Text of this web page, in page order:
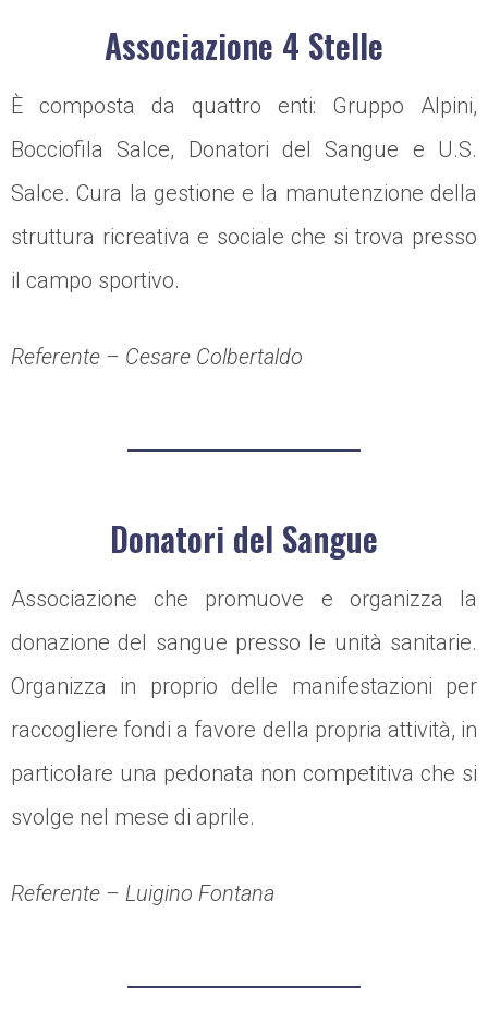
Associazione 4 Stelle
È composta da quattro enti: Gruppo Alpini,
Bocciofila Salce, Donatori del Sangue e U.S.
Salce. Cura la gestione e la manutenzione della
struttura ricreativa e sociale che si trova presso
il campo sportivo.
Referente – Cesare Colbertaldo
Donatori del Sangue
Associazione che promuove e organizza la
donazione del sangue presso le unità sanitarie.
Organizza in proprio delle manifestazioni per
raccogliere fondi a favore della propria attività, in
particolare una pedonata non competitiva che si
svolge nel mese di aprile.
Referente – Luigino Fontana